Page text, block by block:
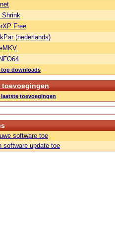
Shrink
Free
(nederlands)
top downloads
toevoegingen
laatste toevoegingen
software toe
software update toe